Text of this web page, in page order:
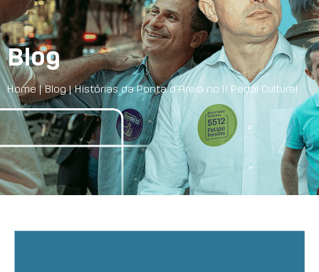
Blog
Home|Blog|Histórias da Ponta d’Areia no II Pedal Cultural